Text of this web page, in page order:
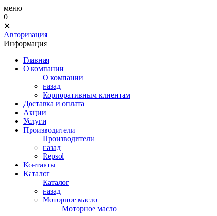
меню
0
✕
Авторизация
Информация
Главная
О компании
О компании
назад
Корпоративным клиентам
Доставка и оплата
Акции
Услуги
Производители
Производители
назад
Repsol
Контакты
Каталог
Каталог
назад
Моторное масло
Моторное масло